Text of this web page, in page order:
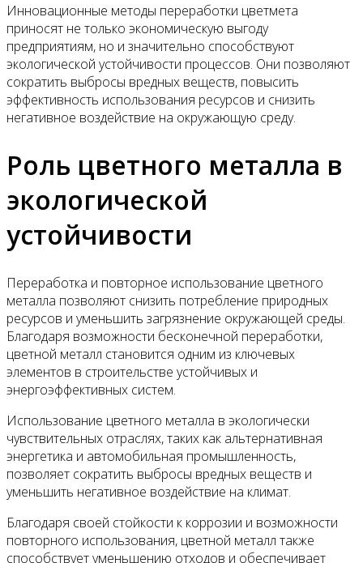
Инновационные методы переработки цветмета
приносят не только экономическую выгоду
предприятиям, но и значительно способствуют
экологической устойчивости процессов. Они позволяют
сократить выбросы вредных веществ, повысить
эффективность использования ресурсов и снизить
негативное воздействие на окружающую среду.
Роль цветного металла в
экологической
устойчивости
Переработка и повторное использование цветного
металла позволяют снизить потребление природных
ресурсов и уменьшить загрязнение окружающей среды.
Благодаря возможности бесконечной переработки,
цветной металл становится одним из ключевых
элементов в строительстве устойчивых и
энергоэффективных систем.
Использование цветного металла в экологически
чувствительных отраслях, таких как альтернативная
энергетика и автомобильная промышленность,
позволяет сократить выбросы вредных веществ и
уменьшить негативное воздействие на климат.
Благодаря своей стойкости к коррозии и возможности
повторного использования, цветной металл также
способствует уменьшению отходов и обеспечивает